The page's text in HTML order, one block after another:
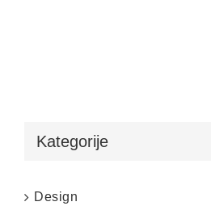
Kategorije
Design